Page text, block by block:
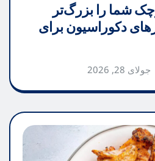
شما را بزرگ‌تر
دکوراسیون برای
جولای 28, 2026